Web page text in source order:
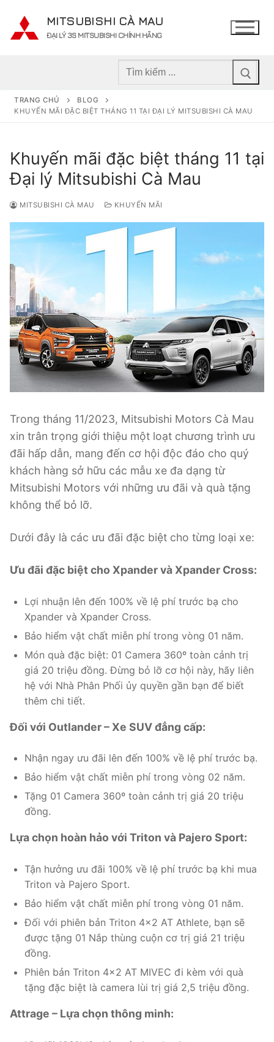
nội
MITSUBISHI CÀ MAU
ĐẠI LÝ 3S MITSUBISHI CHÍNH HÃNG
Tìm
TRANG CHỦ
BLOG
KHUYẾN MÃI ĐẶC BIỆT THÁNG 11 TẠI ĐẠI LÝ MITSUBISHI CÀ MAU
Khuyến mãi đặc biệt tháng 11 tại
Đại lý Mitsubishi Cà Mau
MITSUBISHI CÀ MAU KHUYẾN MÃI
Trong tháng 11/2023, Mitsubishi Motors Cà Mau
xin trân trọng giới thiệu một loạt chương trình ưu
đãi hấp dẫn, mang đến cơ hội độc đáo cho quý
khách hàng sở hữu các mẫu xe đa dạng từ
Mitsubishi Motors với những ưu đãi và quà tặng
không thể bỏ lỡ.
Dưới đây là các ưu đãi đặc biệt cho từng loại xe:
Ưu đãi đặc biệt cho Xpander và Xpander Cross:
Lợi nhuận lên đến 100% về lệ phí trước bạ cho
Xpander và Xpander Cross.
Bảo hiểm vật chất miễn phí trong vòng 01 năm.
Món quà đặc biệt: 01 Camera 360º toàn cảnh trị
giá 20 triệu đồng. Đừng bỏ lỡ cơ hội này, hãy liên
hệ với Nhà Phân Phối ủy quyền gần bạn để biết
thêm chi tiết.
Đối với Outlander – Xe SUV đẳng cấp:
Nhận ngay ưu đãi lên đến 100% về lệ phí trước bạ.
Bảo hiểm vật chất miễn phí trong vòng 02 năm.
Tặng 01 Camera 360º toàn cảnh trị giá 20 triệu
đồng.
Lựa chọn hoàn hảo với Triton và Pajero Sport:
Tận hưởng ưu đãi 100% về lệ phí trước bạ khi mua
Triton và Pajero Sport.
Bảo hiểm vật chất miễn phí trong vòng 01 năm.
Đối với phiên bản Triton 4×2 AT Athlete, bạn sẽ
được tặng 01 Nắp thùng cuộn cơ trị giá 21 triệu
đồng.
Phiên bản Triton 4×2 AT MIVEC đi kèm với quà
tặng đặc biệt là camera lùi trị giá 2,5 triệu đồng.
Attrage – Lựa chọn thông minh: